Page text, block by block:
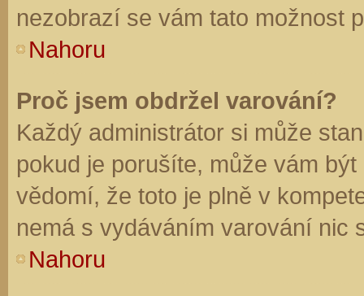
nezobrazí se vám tato možnost
Nahoru
Proč jsem obdržel varování?
Každý administrátor si může
pokud je porušíte, může vám
vědomí, že toto je plně v
nemá s vydáváním varování nic
Nahoru